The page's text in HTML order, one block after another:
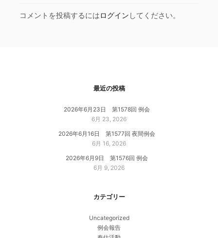
コメントを投稿するにはログイン してください。
最近の投稿
2026年6月23日 第1578回 例会
6月 23, 2026
2026年6月16日 第1577回 夜間例会
6月 16, 2026
2026年6月9日 第1576回 例会
6月 9, 2026
カテゴリー
Uncategorized
例会報告